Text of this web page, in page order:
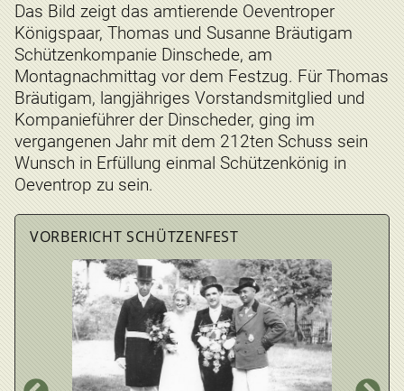
Das Bild zeigt das amtierende Oeventroper
Königspaar, Thomas und Susanne Bräutigam
Schützenkompanie Dinschede, am
Montagnachmittag vor dem Festzug. Für Thomas
Bräutigam, langjähriges Vorstandsmitglied und
Kompanieführer der Dinscheder, ging im
vergangenen Jahr mit dem 212ten Schuss sein
Wunsch in Erfüllung einmal Schützenkönig in
Oeventrop zu sein.
VORBERICHT SCHÜTZENFEST